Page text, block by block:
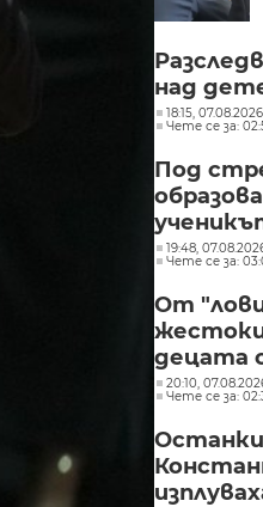
над
18:15, 07.08.2026
Чете се за:
Под
19:48,
Чете се за:
От
жестоки
децата
20:10,
Чете се за: